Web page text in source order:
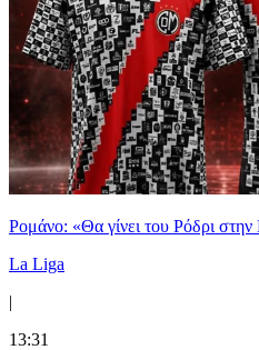
Ρομάνο: «Θα γίνει του Ρόδρι
La Liga
|
13:31